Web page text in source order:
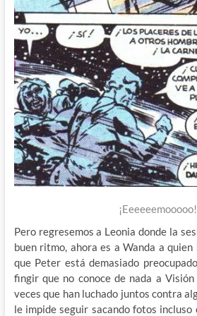
¡Eeeeeemooooo!
Pero regresemos a Leonia donde la
buen ritmo, ahora es a Wanda a
que Peter está demasiado
fingir que no conoce de nada a
veces que han luchado juntos contra
le impide seguir sacando fotos incluso